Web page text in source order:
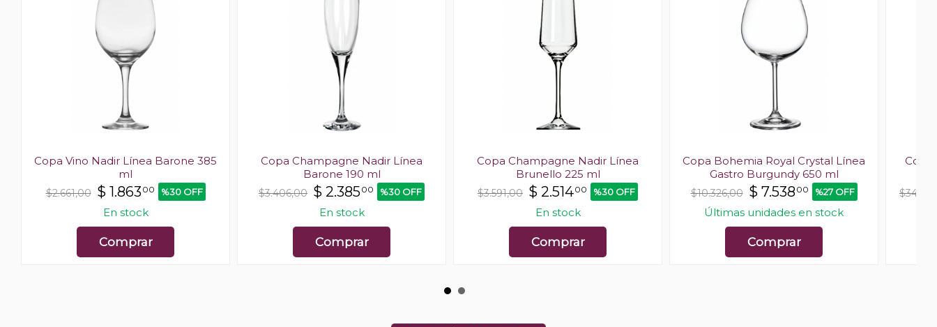
Copa Vino Nadir Línea Barone 385
ml
$2.661,00 $ 1.863 00 %30 OFF
En stock
Comprar
Copa Champagne Nadir Línea
Barone 190 ml
$3.406,00 $ 2.38500 %30 OFF
En stock
Comprar
Copa Champagne Nadir Línea
Brunello 225 ml
$3.591,00 $ 2.51400 %30 OFF
En stock
Comprar
Copa Bohemia Royal Crystal Línea
Gastro Burgundy 650 ml
$10.326,00 $ 7.538 00 %27 OFF
Últimas unidades en stock
Comprar
Copa